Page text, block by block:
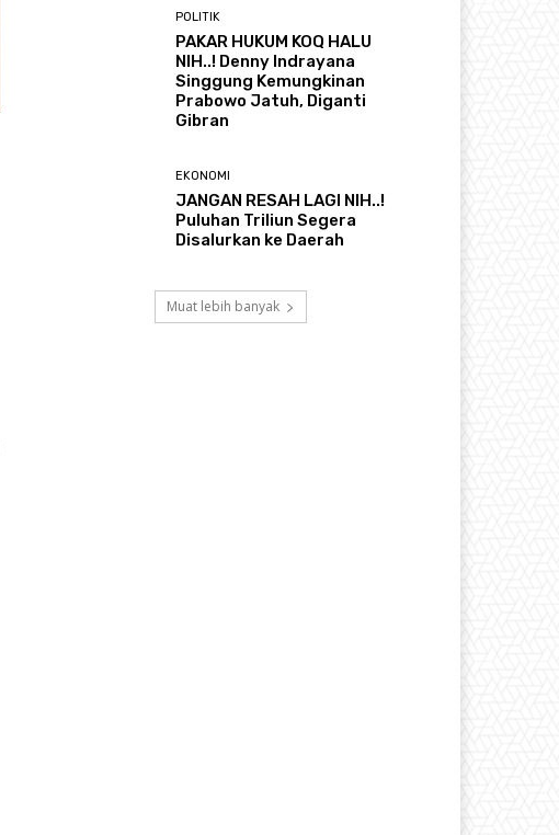
POLITIK
PAKAR HUKUM KOQ HALU
NIH..! Denny Indrayana
Singgung Kemungkinan
Prabowo Jatuh, Diganti
Gibran
EKONOMI
JANGAN RESAH LAGI NIH..!
Puluhan Triliun Segera
Disalurkan ke Daerah
Muat lebih banyak